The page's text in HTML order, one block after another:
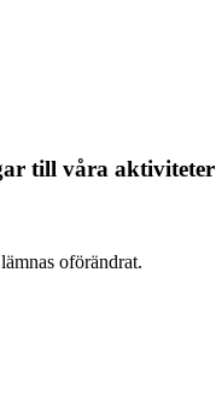
till våra aktiviteter
oförändrat.